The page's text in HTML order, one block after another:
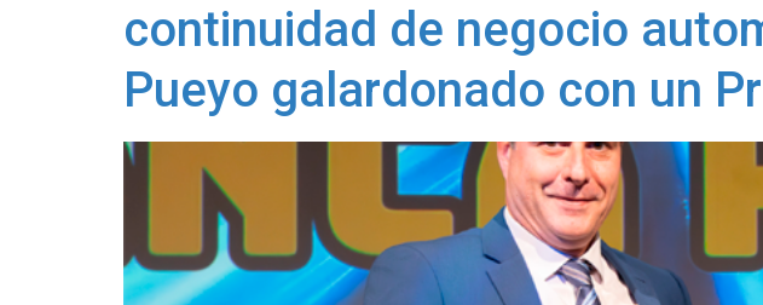
continuidad de negocio
Pueyo galardonado con un